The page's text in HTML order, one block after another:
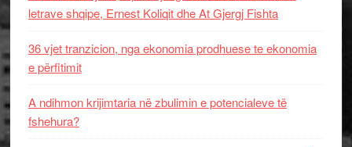
letrave shqipe, Ernest Koliqit dhe At Gjergj Fishta
36 vjet tranzicion, nga ekonomia prodhuese te ekonomia
e përfitimit
A ndihmon krijimtaria në zbulimin e potencialeve të
fshehura?